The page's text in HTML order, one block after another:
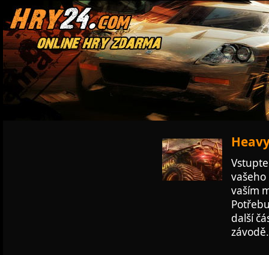
vašeho
vaším
další
závodě.